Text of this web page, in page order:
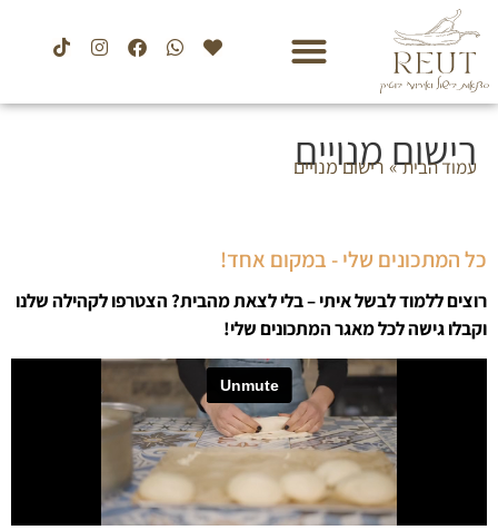
רישום מנויים
עמוד הבית» רישום מנויים
כל המתכונים שלי - במקום אחד!
רוצים ללמוד לבשל איתי – בלי לצאת מהבית? הצטרפו לקהילה שלנו
וקבלו גישה לכל מאגר המתכונים שלי!